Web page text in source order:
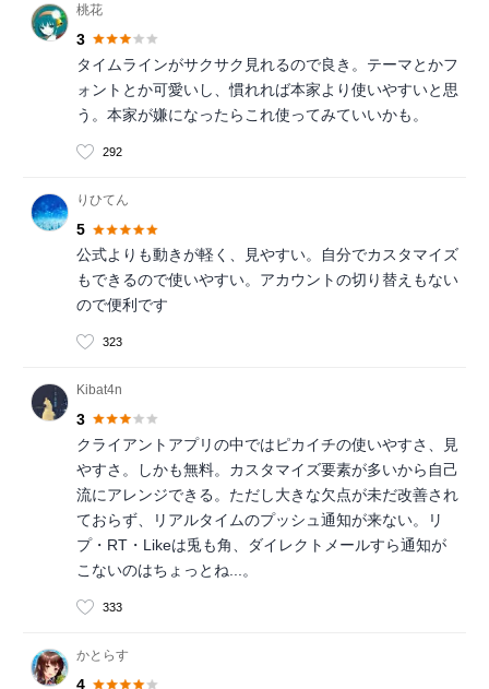
桃花
3
タイムラインがサクサク見れるので良き。テーマとかフ
ォントとか可愛いし、慣れれば本家より使いやすいと思
う。本家が嫌になったらこれ使ってみていいかも。
292
りひてん
5
公式よりも動きが軽く、見やすい。自分でカスタマイズ
もできるので使いやすい。アカウントの切り替えもない
ので便利です
323
Kibat4n
3
クライアントアプリの中ではピカイチの使いやすさ、見
やすさ。しかも無料。カスタマイズ要素が多いから自己
流にアレンジできる。ただし大きな欠点が未だ改善され
ておらず、リアルタイムのプッシュ通知が来ない。リ
プ・RT・Likeは兎も角、ダイレクトメールすら通知が
こないのはちょっとね...。
333
かとらす
4